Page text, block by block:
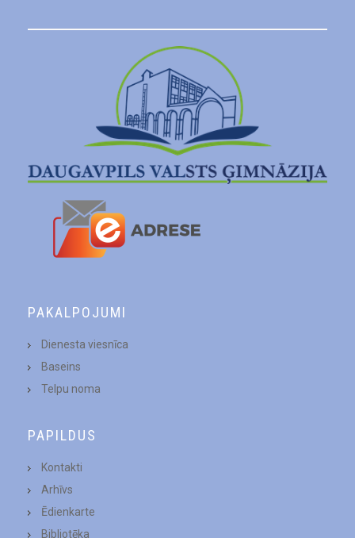
PAKALPOJUMI
Dienesta viesnīca
Baseins
Telpu noma
PAPILDUS
Kontakti
Arhīvs
Ēdienkarte
Bibliotēka